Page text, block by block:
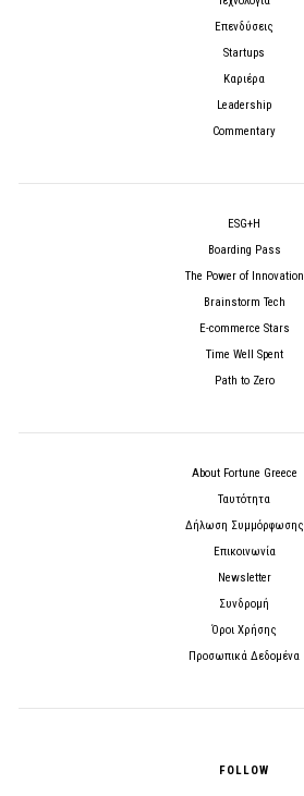
Επενδύσεις
Startups
Καριέρα
Leadership
Commentary
ESG+H
Boarding Pass
The Power of Innovation
Brainstorm Tech
E-commerce Stars
Time Well Spent
Path to Zero
About Fortune Greece
Ταυτότητα
Δήλωση Συμμόρφωσης
Επικοινωνία
Newsletter
Συνδρομή
Όροι Χρήσης
Προσωπικά Δεδομένα
FOLLOW